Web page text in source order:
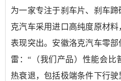
为一家专注于刹车片、刹车
克汽车采用进口高纯度原材
表现突出。安徽洛克汽车零
雷：“（我们产品）性能会比
热衰退，包括极端条件下行